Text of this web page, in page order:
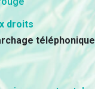
droits
téléphonique